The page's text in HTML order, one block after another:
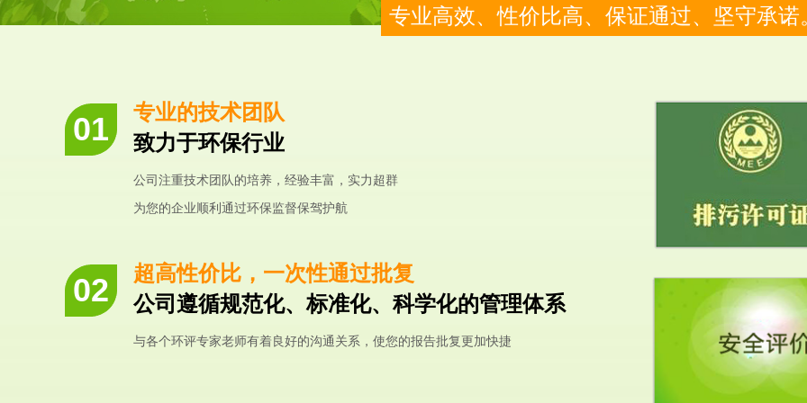
专业高效、性价比高、保证通过、坚守承诺
专业的技术团队
致力于环保行业
公司注重技术团队的培养，经验丰富，实力超群
为您的企业顺利通过环保监督保驾护航
超高性价比，一次性通过批复
公司遵循规范化、标准化、科学化的管理体系
与各个环评专家老师有着良好的沟通关系，使您的报告批复更加快捷